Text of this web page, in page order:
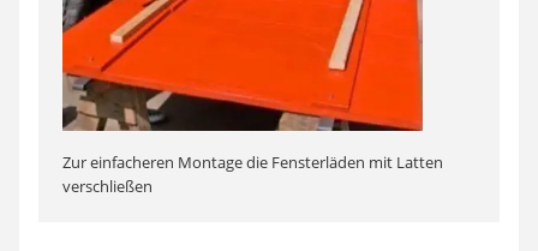
Zur einfacheren Montage die Fensterläden mit Latten
verschließen